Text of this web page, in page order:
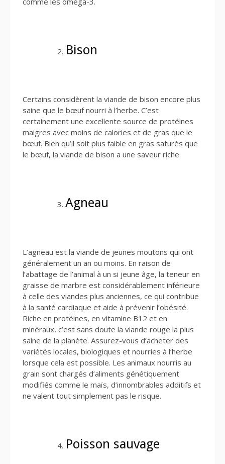
Bison
Certains considèrent la viande de bison encore plus
saine que le bœuf nourri à l’herbe. C’est
certainement une excellente source de protéines
maigres avec moins de calories et de gras que le
bœuf. Bien qu’il soit plus faible en gras saturés que
le bœuf, la viande de bison a une saveur riche.
Agneau
L’agneau est la viande de jeunes moutons qui ont
généralement un an ou moins. En raison de
l’abattage de l’animal à un si jeune âge, la teneur en
graisse de marbre est considérablement inférieure
à celle des viandes plus anciennes, ce qui contribue
à la santé cardiaque et aide à prévenir l’obésité.
Riche en protéines, en vitamine B12 et en
minéraux, c’est sans doute la viande rouge la plus
saine de la planète. Assurez-vous d’acheter des
variétés locales, biologiques et nourries à l’herbe
lorsque cela est possible. Les animaux nourris au
grain sont chargés d’aliments génétiquement
modifiés comme le maïs, d’innombrables additifs et
ne valent tout simplement pas le risque.
Poisson sauvage